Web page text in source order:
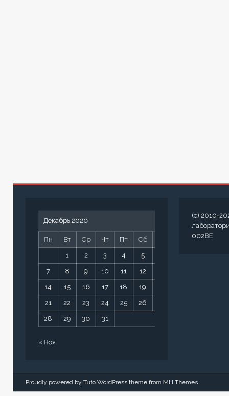
Декабрь 2020
Пн Вт Ср Чт Пт Сб
1 2 3 4 5
7 8 9 10 11 12
14 15 16 17 18 19
21 22 23 24 25 26
28 29 30 31
« Ноя
(c) 2010-
002BE
Proudly powered by Tuto WordPress theme from MH Themes